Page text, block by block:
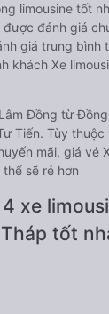
limousine tốt
đánh giá
giá trung bình
khách Xe
Đồng từ
Tiến. Tùy thuộc
mãi, giá vé
sẽ rẻ hơn
xe
tốt